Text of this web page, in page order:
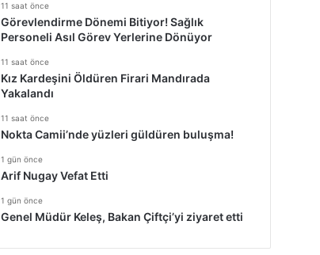
11 saat önce
Görevlendirme Dönemi Bitiyor! Sağlık
Personeli Asıl Görev Yerlerine Dönüyor
11 saat önce
Kız Kardeşini Öldüren Firari Mandırada
Yakalandı
11 saat önce
Nokta Camii’nde yüzleri güldüren buluşma!
1 gün önce
Arif Nugay Vefat Etti
1 gün önce
Genel Müdür Keleş, Bakan Çiftçi’yi ziyaret etti